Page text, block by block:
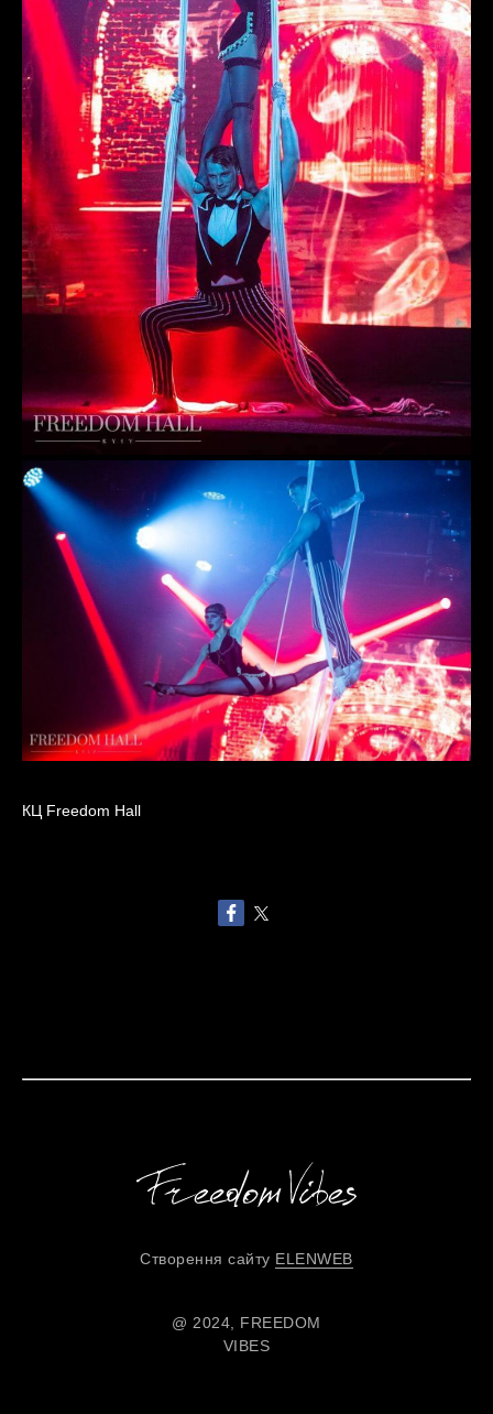
КЦ Freedom Hall
@ 2024, FREEDOM
VIBES
Створення сайту ELENWEB